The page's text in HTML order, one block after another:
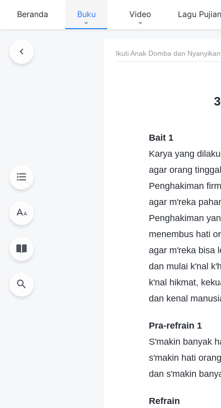
Beranda Buku Video Lagu Pujian
Ikuti Anak Domba dan
Bait 1
Karya yang
agar orang
Penghakiman
agar m'reka
Penghakiman
menembus hati
agar m'reka bisa
dan mulai k'nal
k'nal hikmat,
dan kenal
Pra-refrain 1
S'makin banyak
s'makin hati
dan s'makin
Refrain